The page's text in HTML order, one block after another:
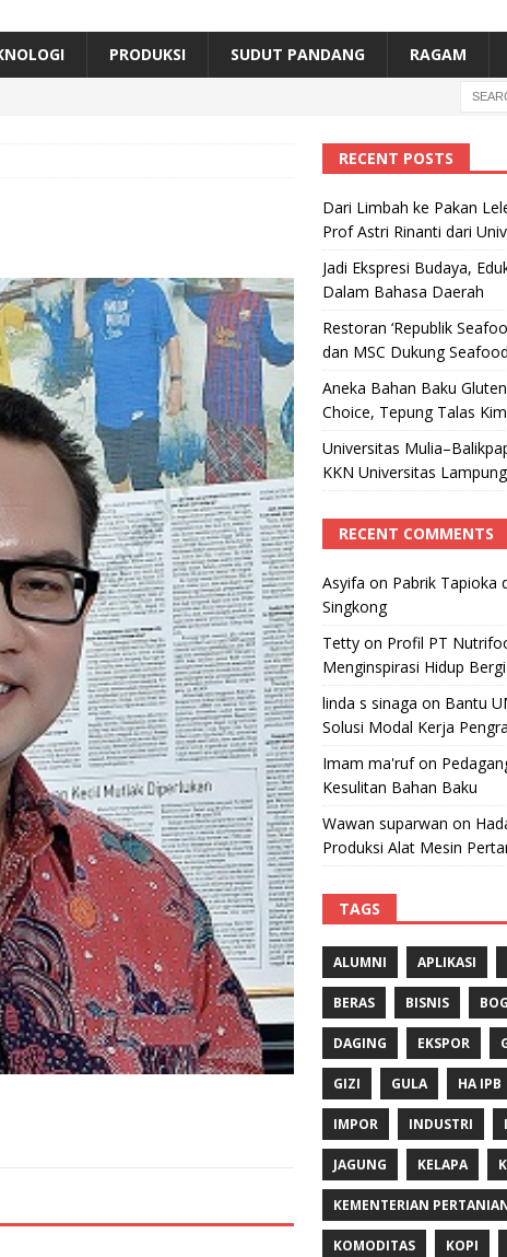
Prof Astri Rinanti dari Universitas Trisakti
PRODUKSI SUDUT PANDANG RAGAM
RECENT POSTS
Dari Limbah ke Pakan
Prof Astri Rinanti dari
Jadi Ekspresi Budaya,
Dalam Bahasa Daerah
Restoran ‘Republik
dan MSC Dukung
Aneka Bahan Baku
Choice, Tepung Talas
Universitas
KKN Universitas
RECENT COMMENTS
Asyifa on Pabrik Tapioka
Singkong
Tettyon Profil PT
Menginspirasi Hidup
linda s sinaga on Bantu
Solusi Modal Kerja
Imam ma'rufon
Kesulitan Bahan Baku
Wawan suparwan on
Produksi Alat Mesin
TAGS
ALUMNI APLIKASI
BERAS BISNIS
DAGING EKSPOR
GIZI GULA HA IPB
IMPOR INDUSTRI
JAGUNG KELAPA
KEMENTERIAN
KOMODITAS KOPI